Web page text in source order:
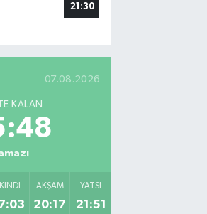
21:30
07.08.2026
KALAN
İKINDI AKŞAM
20:17
YATSI
21:51